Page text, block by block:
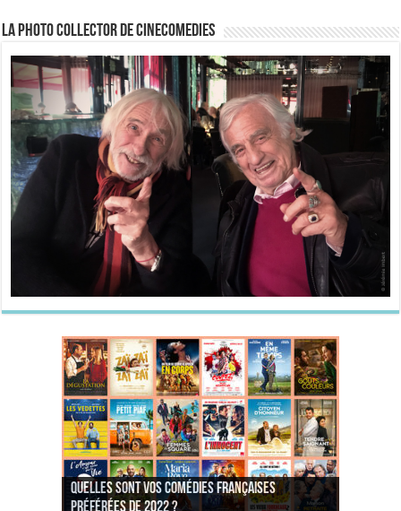
La Photo collector de CineComedies
Quelles sont vos comédies françaises
Quel est votre personnage préféré du Père
Quelles sont vos comédies françaises
Quels sont vos 3 comédies de Jean-Marie Poiré